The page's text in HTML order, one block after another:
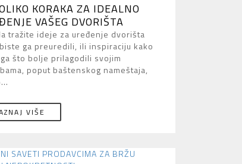
KORAKA ZA IDEALNO
VAŠEG DVORIŠTA
tražite ideje za uređenje dvorišta
ga preuredili, ili inspiraciju kako
što bolje prilagodili svojim
poput baštenskog nameštaja,
VIŠE